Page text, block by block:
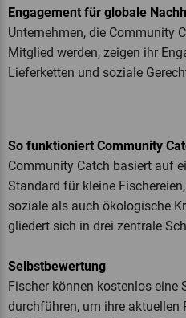
Engagement für globale
Unternehmen, die Community
Mitglied werden, zeigen ihr
Lieferketten und soziale
So funktioniert Community
Community Catch basiert auf
Standard für kleine
soziale als auch ökologische
gliedert sich in drei zentrale
Selbstbewertung
Fischer können kostenlos eine
durchführen, um ihre aktuellen